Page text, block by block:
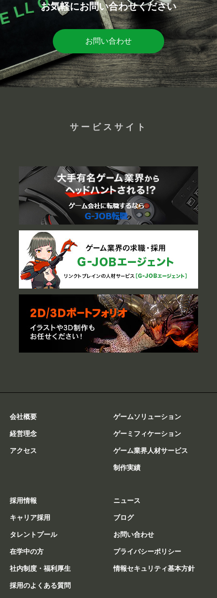
お気軽にお問い合わせください
お問い合わせ
サービスサイト
会社概要
経営理念
アクセス
ゲームソリューション
ゲーミフィケーション
ゲーム業界人材サービス
制作実績
採用情報
キャリア採用
タレントプール
在学中の方
社内制度・福利厚生
採用のよくある質問
ニュース
ブログ
お問い合わせ
プライバシーポリシー
情報セキュリティ基本方針